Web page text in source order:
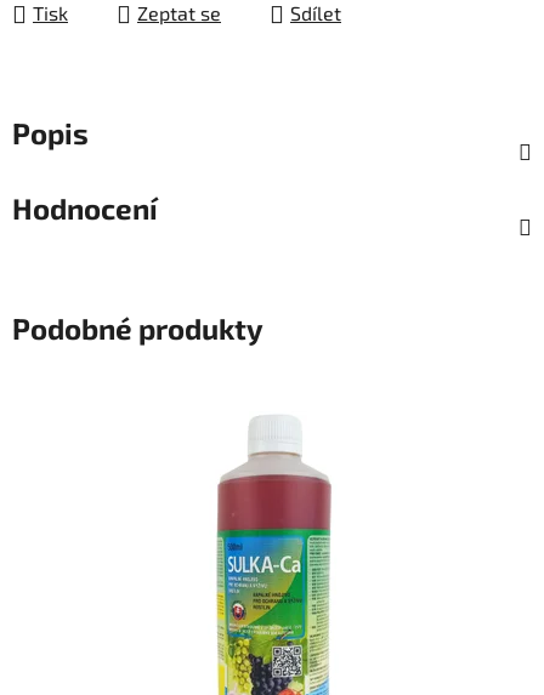
Tisk Zeptat se Sdílet
Popis
Hodnocení
Podobné produkty